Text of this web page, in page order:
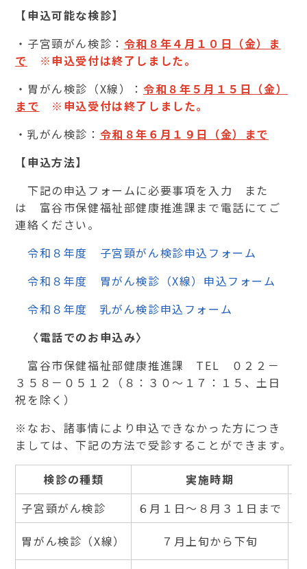
【申込可能な検診】
・子宮頸がん検診： 令和８年４月１０日（金）ま
で
※申込受付は終了しました。
・胃がん検診（X線）： 令和８年５月１５日（金）
まで
※申込受付は終了しました。
・乳がん検診： 令和８年６月１９日（金）まで
【申込方法】
下記の申込フォームに必要事項を入力 また
は 富谷市保健福祉部健康推進課まで電話にてご
連絡ください。
令和８年度 子宮頸がん検診申込フォーム
令和８年度 胃がん検診（X線）申込フォーム
令和８年度 乳がん検診申込フォーム
〈電話でのお申込み〉
富谷市保健福祉部健康推進課 TEL ０２２－
３５８－０５１２（８：３０～１７：１５、土日
祝を除く）
※なお、諸事情により申込できなかった方につき
ましては、下記の方法で受診することができます。
検診の種類
実施時期
子宮頸がん検診
６月１日～８月３１日まで
胃がん検診（X線）
７月上旬から下旬